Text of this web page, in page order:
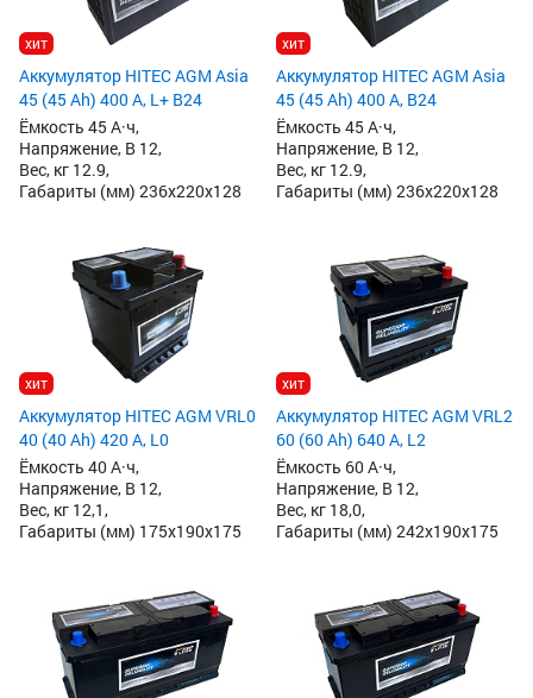
хит
Аккумулятор HITEC AGM Asia
45 (45 Ah) 400 А, L+ B24
Ёмкость 45 А·ч,
Напряжение, В 12,
Вес, кг 12.9,
Габариты (мм) 236x220x128
хит
Аккумулятор HITEC AGM Asia
45 (45 Ah) 400 А, B24
Ёмкость 45 А·ч,
Напряжение, В 12,
Вес, кг 12.9,
Габариты (мм) 236x220x128
хит
Аккумулятор HITEC AGM VRL0
40 (40 Ah) 420 А, L0
Ёмкость 40 А·ч,
Напряжение, В 12,
Вес, кг 12,1,
Габариты (мм) 175x190x175
хит
Аккумулятор HITEC AGM VRL2
60 (60 Ah) 640 А, L2
Ёмкость 60 А·ч,
Напряжение, В 12,
Вес, кг 18,0,
Габариты (мм) 242x190x175